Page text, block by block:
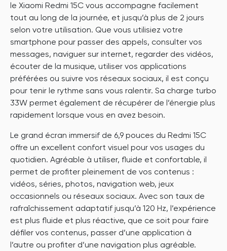
le Xiaomi Redmi 15C vous accompagne facilement
tout au long de la journée, et jusqu’à plus de 2 jours
selon votre utilisation. Que vous utilisiez votre
smartphone pour passer des appels, consulter vos
messages, naviguer sur internet, regarder des vidéos,
écouter de la musique, utiliser vos applications
préférées ou suivre vos réseaux sociaux, il est conçu
pour tenir le rythme sans vous ralentir. Sa charge turbo
33W permet également de récupérer de l’énergie plus
rapidement lorsque vous en avez besoin.
Le grand écran immersif de 6,9 pouces du Redmi 15C
offre un excellent confort visuel pour vos usages du
quotidien. Agréable à utiliser, fluide et confortable, il
permet de profiter pleinement de vos contenus :
vidéos, séries, photos, navigation web, jeux
occasionnels ou réseaux sociaux. Avec son taux de
rafraîchissement adaptatif jusqu’à 120 Hz, l’expérience
est plus fluide et plus réactive, que ce soit pour faire
défiler vos contenus, passer d’une application à
l’autre ou profiter d’une navigation plus agréable.